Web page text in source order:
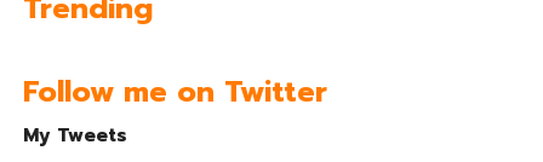
Follow me on Twitter
My Tweets